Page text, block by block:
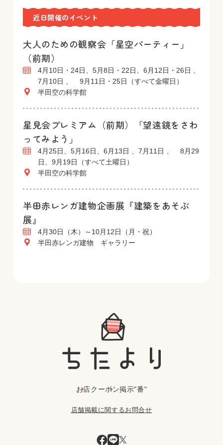
近日開催のイベント
大人のための観察会「星空パーティー」
（前期）
4月10日・24日、5月8日・22日、6月12日・26日 、
7月10日 、 9月11日・25日（すべて金曜日）
半田空の科学館
星見会プレミアム（前期）「望遠鏡をさわ
ってみよう」
4月25日、5月16日、6月13日 、7月11日 、 8月29
日、9月19日（すべて土曜日）
半田空の科学館
半田赤レンガ建物企画展『建築をあそぶ
展』
4月30日（木）～10月12日（月・祝）
半田赤レンガ建物 ギャラリー
お店クーポン掲示"番"
店舗掲載に関するお問合せ